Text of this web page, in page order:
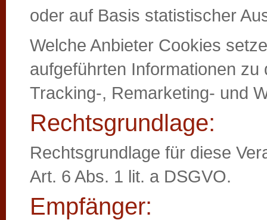
oder auf Basis statistischer
Welche Anbieter Cookies
aufgeführten Informationen
Tracking-, Remarketing- und
Rechtsgrundlage:
Rechtsgrundlage für diese
Art. 6 Abs. 1 lit. a DSGVO.
Empfänger: